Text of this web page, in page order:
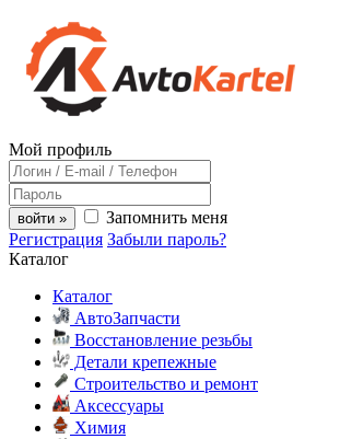
Мой профиль
войти »
Запомнить меня
Регистрация Забыли пароль?
Каталог
Каталог
АвтоЗапчасти
Восстановление резьбы
Детали крепежные
Строительство и ремонт
Аксессуары
Химия